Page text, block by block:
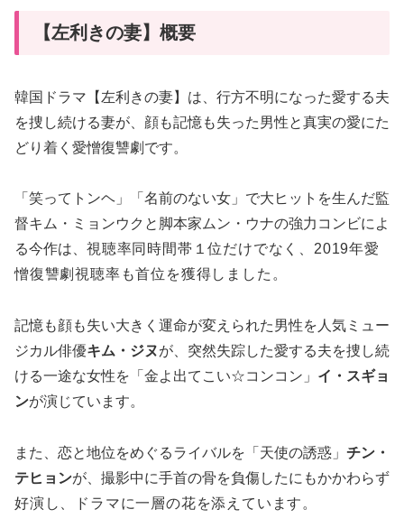
【左利きの妻】概要
韓国ドラマ【左利きの妻】は、行方不明になった愛する夫
を捜し続ける妻が、顔も記憶も失った男性と真実の愛にた
どり着く愛憎復讐劇です。
「笑ってトンヘ」「名前のない女」で大ヒットを生んだ監
督キム・ミョンウクと脚本家ムン・ウナの強力コンビによ
る今作は、 視聴率同時間帯１位だけでなく、2019年愛
憎復讐劇視聴率も首位を獲得しました。
記憶も顔も失い大きく運命が変えられた男性を人気ミュー
ジカル俳優キム・ジヌが、突然失踪した愛する夫を捜し続
ける一途な女性を「金よ出てこい☆コンコン」 イ・スギョ
ンが演じています。
また、恋と地位をめぐるライバルを「天使の誘惑」 チン・
テヒョンが、撮影中に手首の骨を負傷したにもかかわらず
好演し、
ドラマに一層の花を添えています。